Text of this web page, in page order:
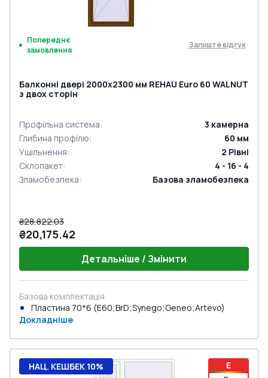
Попереднє
замовлення
Залиште відгук
Балконні двері 2000x2300 мм REHAU Euro 60 WALNUT
з двох сторін
Профільна система: 3 камерна
Глибина профілю: 60 мм
Ущільнення: 2 Рівні
Склопакет:
4 - 16 - 4
Зламобезпека: Базова зламобезпека
₴28,822.03
₴20,175.42
Детальніше / Змінити
Базова комплектація
Пластина 70*6 (E60;BrD;Synego;Geneo;Artevo)
Докладніше
E
НАЦ. КЕШБЕК 10%